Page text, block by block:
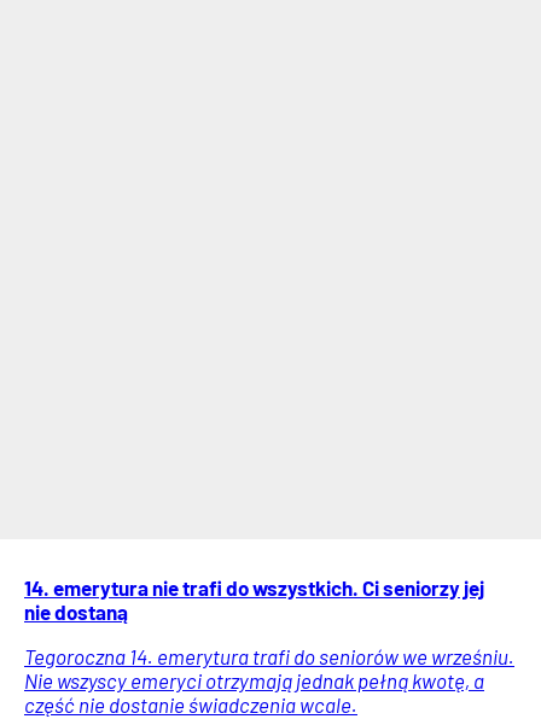
14. emerytura nie trafi do wszystkich. Ci seniorzy jej
nie dostaną
Tegoroczna 14. emerytura trafi do seniorów we wrześniu.
Nie wszyscy emeryci otrzymają jednak pełną kwotę, a
część nie dostanie świadczenia wcale.